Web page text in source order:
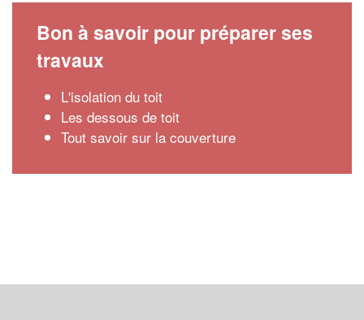
Bon à savoir pour préparer ses
travaux
L'isolation du toit
Les dessous de toit
Tout savoir sur la couverture